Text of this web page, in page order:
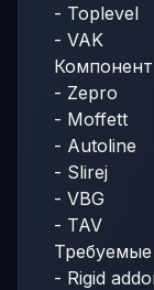
- Toplevel
- VAK
- Zepro
- Moffett
- Autoline
- Slirej
- VBG
- TAV
- Rigid